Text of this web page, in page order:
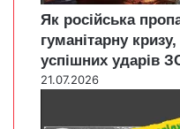
Як російська
гуманітарну
успішних ударів
21.07.2026